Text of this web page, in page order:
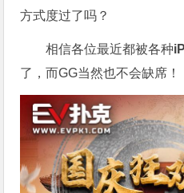
方式度过了吗？
相信各位最近都被各种
了，而GG当然也不会缺席！